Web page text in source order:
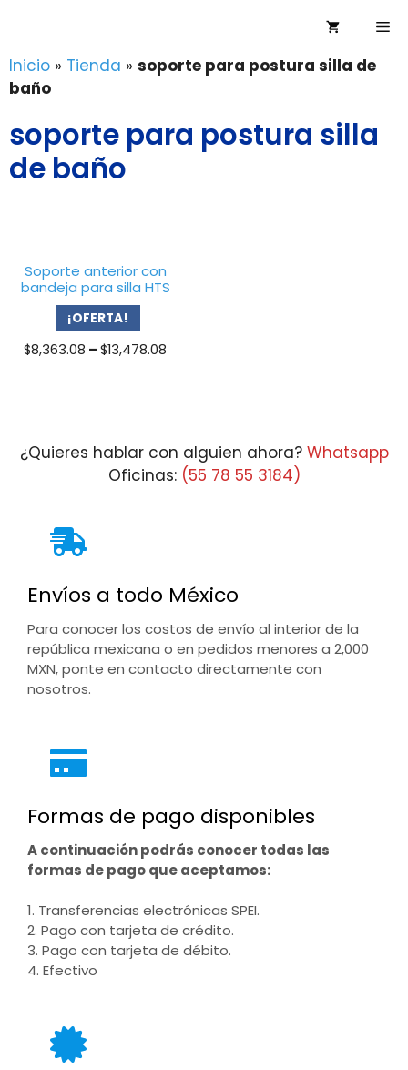
contenido
Inicio » Tienda » soporte para postura silla de
baño
soporte para postura silla
de baño
Soporte anterior con
bandeja para silla HTS
¡OFERTA!
$8,363.08 – $13,478.08
¿Quieres hablar con alguien ahora? Whatsapp
Oficinas: (55 78 55 3184)
Envíos a todo México
Para conocer los costos de envío al interior de la
república mexicana o en pedidos menores a 2,000
MXN, ponte en contacto directamente con
nosotros.
Formas de pago disponibles
A continuación podrás conocer todas las
formas de pago que aceptamos:
1. Transferencias electrónicas SPEI.
2. Pago con tarjeta de crédito.
3. Pago con tarjeta de débito.
4. Efectivo